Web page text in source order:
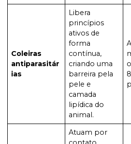
Coleiras
antiparasitár
ias
Libera
princípios
ativos de
forma
contínua,
criando uma
barreira pela
pele e
camada
lipídica do
animal.
Atuam por